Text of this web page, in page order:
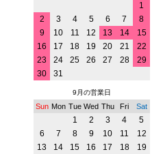
1
2
3 4 5 6 7
8
9
10 11 12 13 14
15
16
17 18 19 20 21
22
23
24 25 26 27 28
29
30
31
9月の営業日
Sun Mon Tue Wed Thu Fri Sat
1 2 3 4
5
6
7 8 9 10 11
12
13
14 15 16 17 18
19